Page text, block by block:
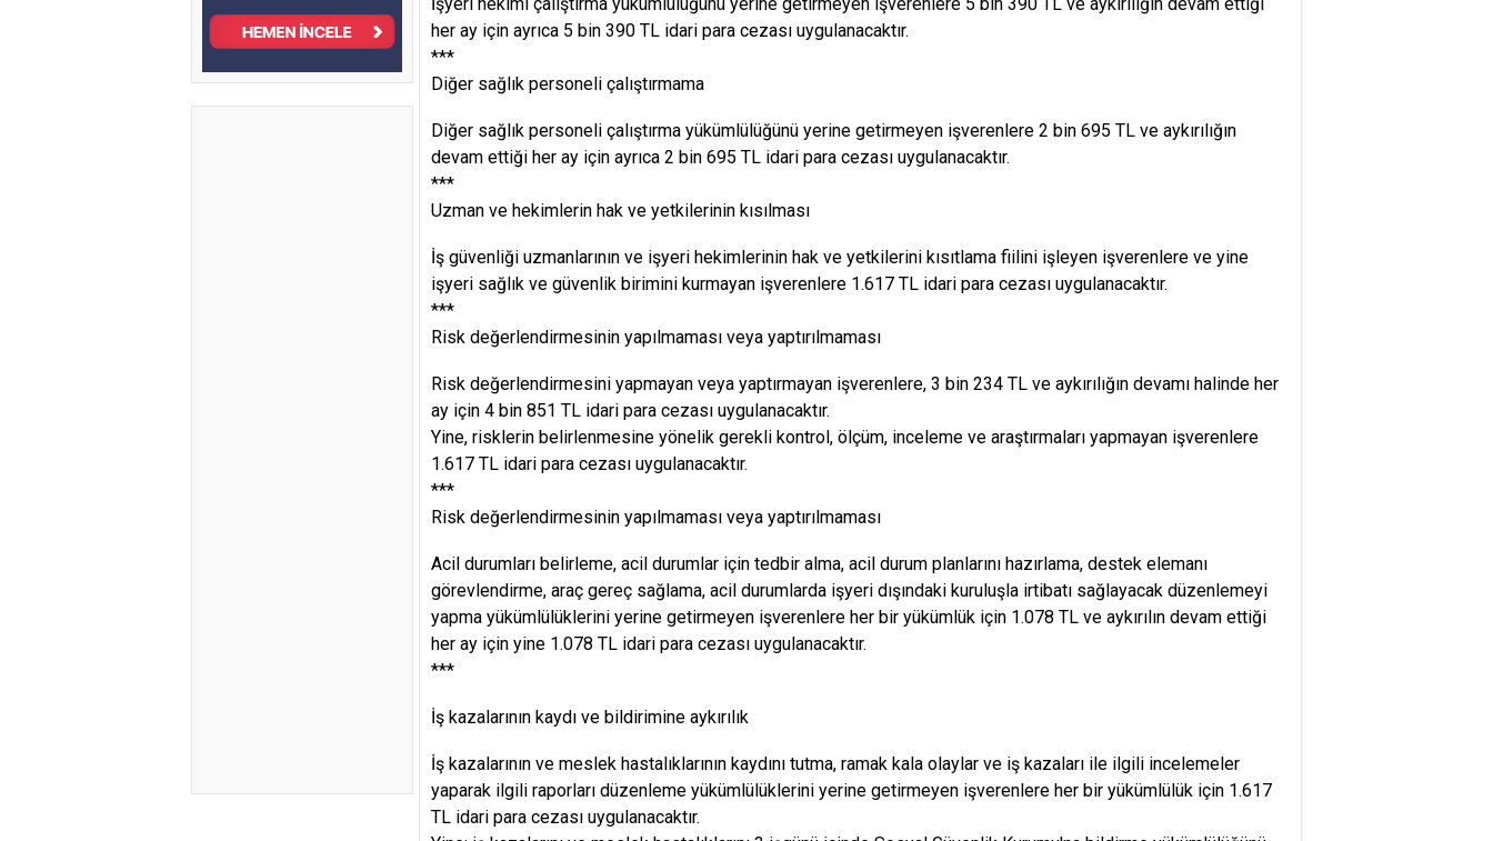
her ay için ayrıca 5 bin 390 TL idari para cezası uygulanacaktır.
***
Diğer sağlık personeli çalıştırmama
Diğer sağlık personeli çalıştırma yükümlülüğünü yerine getirmeyen işverenlere 2 bin 695 TL ve aykırılığın
devam ettiği her ay için ayrıca 2 bin 695 TL idari para cezası uygulanacaktır.
***
Uzman ve hekimlerin hak ve yetkilerinin kısılması
İş güvenliği uzmanlarının ve işyeri hekimlerinin hak ve yetkilerini kısıtlama fiilini işleyen işverenlere ve yine
işyeri sağlık ve güvenlik birimini kurmayan işverenlere 1.617 TL idari para cezası uygulanacaktır.
***
Risk değerlendirmesinin yapılmaması veya yaptırılmaması
Risk değerlendirmesini yapmayan veya yaptırmayan işverenlere, 3 bin 234 TL ve aykırılığın devamı halinde her
ay için 4 bin 851 TL idari para cezası uygulanacaktır.
Yine, risklerin belirlenmesine yönelik gerekli kontrol, ölçüm, inceleme ve araştırmaları yapmayan işverenlere
1.617 TL idari para cezası uygulanacaktır.
***
Risk değerlendirmesinin yapılmaması veya yaptırılmaması
Acil durumları belirleme, acil durumlar için tedbir alma, acil durum planlarını hazırlama, destek elemanı
görevlendirme, araç gereç sağlama, acil durumlarda işyeri dışındaki kuruluşla irtibatı sağlayacak düzenlemeyi
yapma yükümlülüklerini yerine getirmeyen işverenlere her bir yükümlük için 1.078 TL ve aykırılın devam ettiği
her ay için yine 1.078 TL idari para cezası uygulanacaktır.
***
İş kazalarının kaydı ve bildirimine aykırılık
İş kazalarının ve meslek hastalıklarının kaydını tutma, ramak kala olaylar ve iş kazaları ile ilgili incelemeler
yaparak ilgili raporları düzenleme yükümlülüklerini yerine getirmeyen işverenlere her bir yükümlülük için 1.617
TL idari para cezası uygulanacaktır.